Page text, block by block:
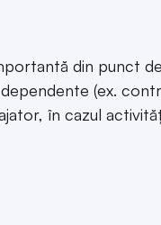
din punct
(ex.
în cazul